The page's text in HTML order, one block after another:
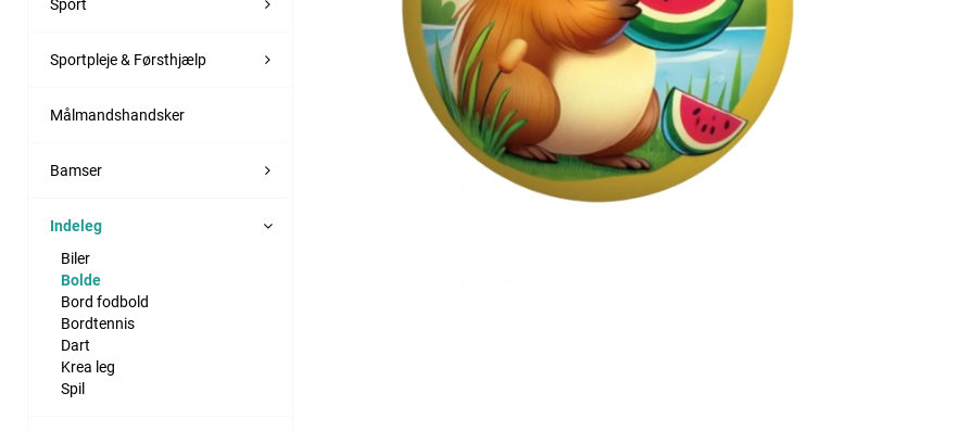
Sport
Sportpleje & Førsthjælp
Målmandshandsker
Bamser
Indeleg
Biler
Bolde
Bord fodbold
Bordtennis
Dart
Krea leg
Spil